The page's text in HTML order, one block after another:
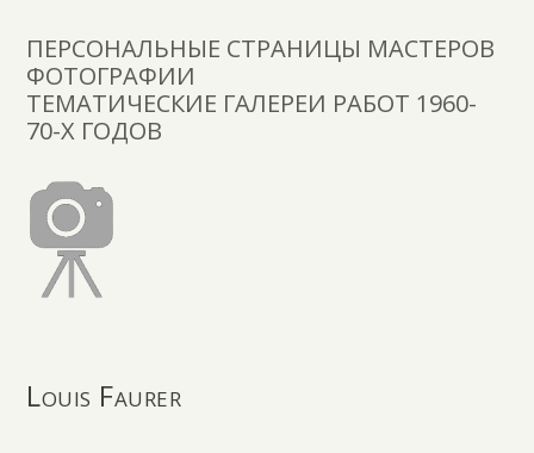
ПЕРСОНАЛЬНЫЕ СТРАНИЦЫ МАСТЕРОВ
ФОТОГРАФИИ
ТЕМАТИЧЕСКИЕ ГАЛЕРЕИ РАБОТ 1960-
70-Х ГОДОВ
Louis Faurer